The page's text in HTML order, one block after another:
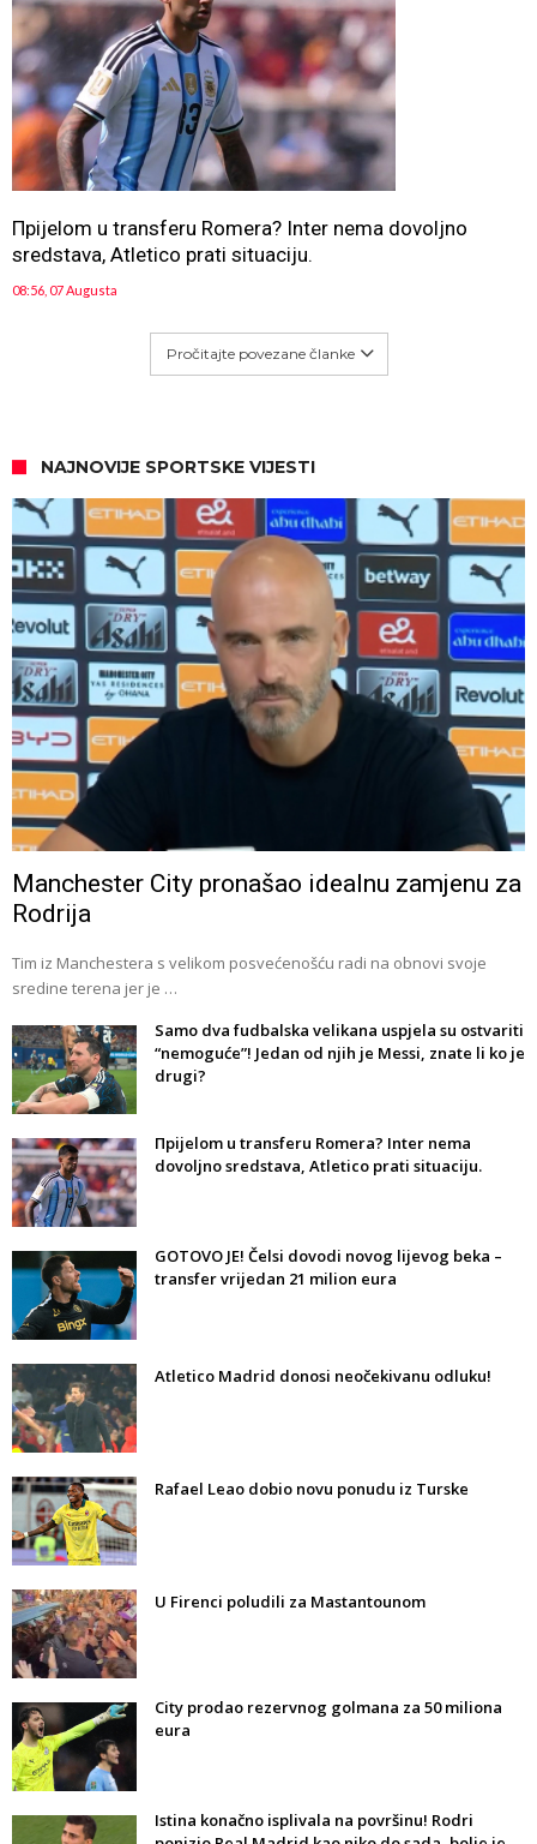
Прijelom u transferu Romera? Inter nema dovoljno
sredstava, Atletico prati situaciju.
08:56, 07 Augusta
Pročitajte povezane članke
NAJNOVIJE SPORTSKE VIJESTI
Manchester City pronašao idealnu zamjenu za
Rodrija
Tim iz Manchestera s velikom posvećenošću radi na obnovi svoje
sredine terena jer je …
Samo dva fudbalska velikana uspjela su ostvariti
“nemoguće”! Jedan od njih je Messi, znate li ko je
drugi?
Прijelom u transferu Romera? Inter nema
dovoljno sredstava, Atletico prati situaciju.
GOTOVO JE! Čelsi dovodi novog lijevog beka –
transfer vrijedan 21 milion eura
Atletico Madrid donosi neočekivanu odluku!
Rafael Leao dobio novu ponudu iz Turske
U Firenci poludili za Mastantounom
City prodao rezervnog golmana za 50 miliona
eura
Istina konačno isplivala na površinu! Rodri